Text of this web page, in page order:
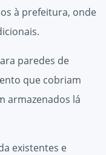
à prefeitura, onde
paredes de
que cobriam
armazenados lá
existentes e